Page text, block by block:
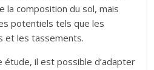
la composition du sol, mais
potentiels tels que les
et les tassements.
il est possible d’adapter